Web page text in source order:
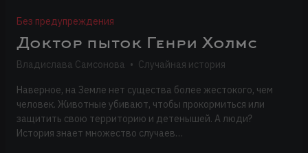
Без предупреждения
Доктор пыток Генри Холмс
Владислава Самсонова • Случайная история
Наверное, на Земле нет существа более жестокого, чем
человек. Животные убивают, чтобы прокормиться или
защитить свою территорию и детенышей. А люди?
История знает множество случаев…